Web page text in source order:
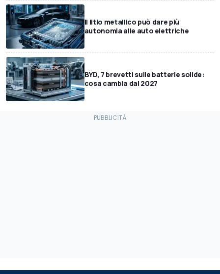
Il litio metallico può dare più
autonomia alle auto elettriche
BYD, 7 brevetti sulle batterie solide:
cosa cambia dal 2027